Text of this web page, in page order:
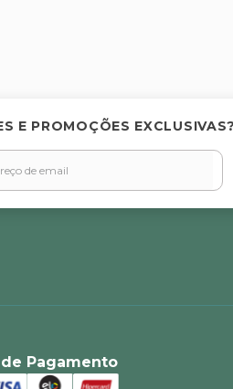
E PROMOÇÕES
Pagamento